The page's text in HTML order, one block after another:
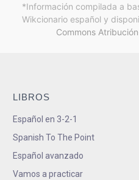
*Información compilada a
Wikcionario español y
Commons
LIBROS
Español en 3-2-1
Spanish To The Point
Español avanzado
Vamos a practicar